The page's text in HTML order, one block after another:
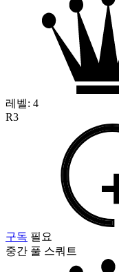
레벨: 4
R3
구독 필요
중간 풀 스쿼트